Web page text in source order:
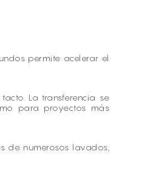
permite acelerar el
La transferencia se
para proyectos más
de numerosos lavados,